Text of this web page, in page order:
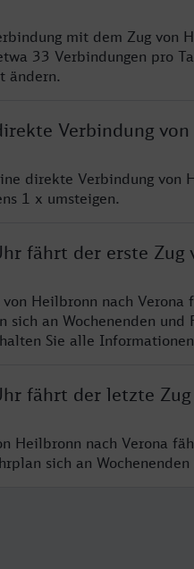
mit dem Zug von
33 Verbindungen pro
ändern.
Verbindung
direkte Verbindung von
1 x umsteigen.
fährt der erste Zug
von Heilbronn nach
sich an Wochenenden
Sie alle
fährt der letzte
Heilbronn nach Verona
sich an